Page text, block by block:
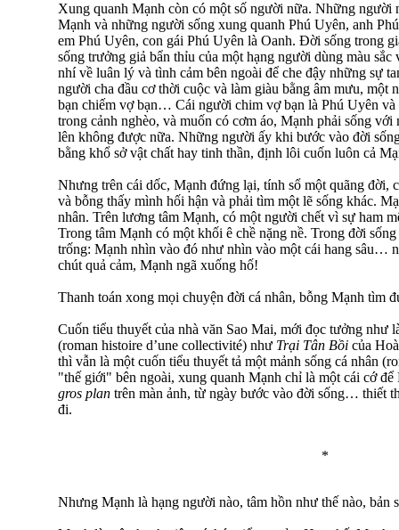
Xung quanh Mạnh còn có một số người nữa. Những người
Mạnh và những người sống xung quanh Phú Uyên, anh
em Phú Uyên, con gái Phú Uyên là Oanh. Đời sống trong
sống trưởng giả bẩn thỉu của một hạng người dùng màu sắc
nhí về luân lý và tình cảm bên ngoài để che đậy những sự
người cha đầu cơ thời cuộc và làm giàu bằng âm mưu,
bạn chiếm vợ bạn… Cái người chim vợ bạn là Phú Uyên và
trong cảnh nghèo, và muốn có cơm áo, Mạnh phải sống
lên không được nữa. Những người ấy khi bước vào đời
bằng khổ sở vật chất hay tinh thần, định lôi cuốn luôn cả
Nhưng trên cái dốc, Mạnh đứng lại, tính sổ một quãng đời,
và bỗng thấy mình hối hận và phải tìm một lẽ sống khác.
nhân. Trên lương tâm Mạnh, có một người chết vì sự ham
Trong tâm Mạnh có một khối ê chề nặng nề. Trong đời
trống: Mạnh nhìn vào đó như nhìn vào một cái hang sâu…
chút quả cảm, Mạnh ngã xuống hố!
Thanh toán xong mọi chuyện đời cá nhân, bỗng Mạnh tìm
Cuốn tiểu thuyết của nhà văn Sao Mai, mới đọc tưởng như
(roman histoire d’une collectivité) như Trại Tân Bồi của
thì vẫn là một cuốn tiểu thuyết tả một mảnh sống cá nhân
"thế giới" bên ngoài, xung quanh Mạnh chỉ là một cái cớ
gros plan trên màn ảnh, từ ngày bước vào đời sống… thiết
đi.
*
Nhưng Mạnh là hạng người nào, tâm hồn như thế nào, bản